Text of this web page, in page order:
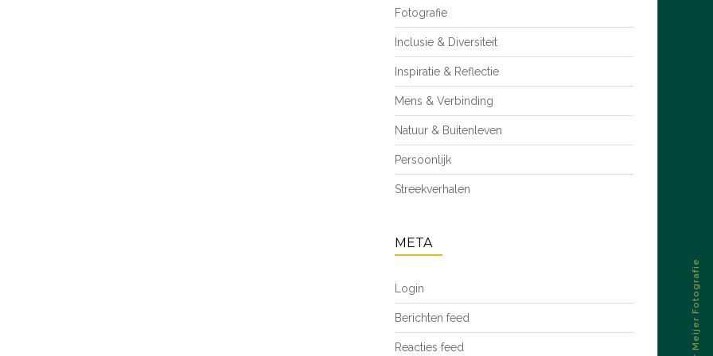
Fotografie
Inclusie & Diversiteit
Inspiratie & Reflectie
Mens & Verbinding
Natuur & Buitenleven
Persoonlijk
Streekverhalen
META
Login
Berichten feed
Reacties feed